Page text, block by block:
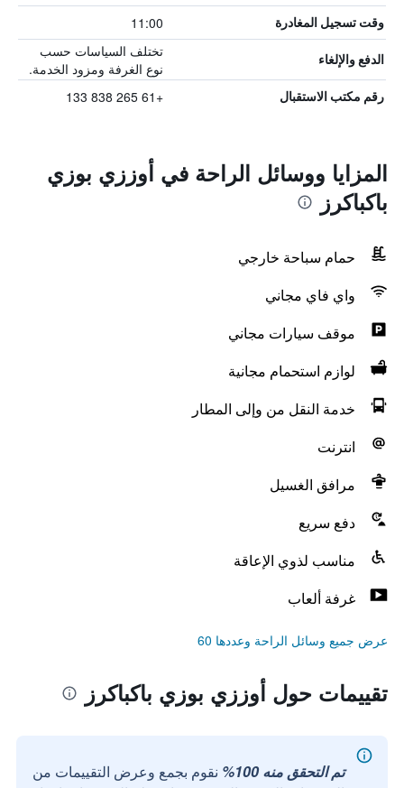
وقت تسجيل المغادرة 11:00
الدفع والإلغاء
تختلف السياسات حسب
نوع الغرفة ومزود الخدمة.
رقم مكتب الاستقبال +61 265 838 133
المزايا ووسائل الراحة في أوززي بوزي
باكباكرز
حمام سباحة خارجي
واي فاي مجاني
موقف سيارات مجاني
لوازم استحمام مجانية
خدمة النقل من وإلى المطار
انترنت
مرافق الغسيل
دفع سريع
مناسب لذوي الإعاقة
غرفة ألعاب
عرض جميع وسائل الراحة وعددها 60
تقييمات حول أوززي بوزي باكباكرز
تم التحقق منه 100%
نقوم بجمع وعرض التقييمات من